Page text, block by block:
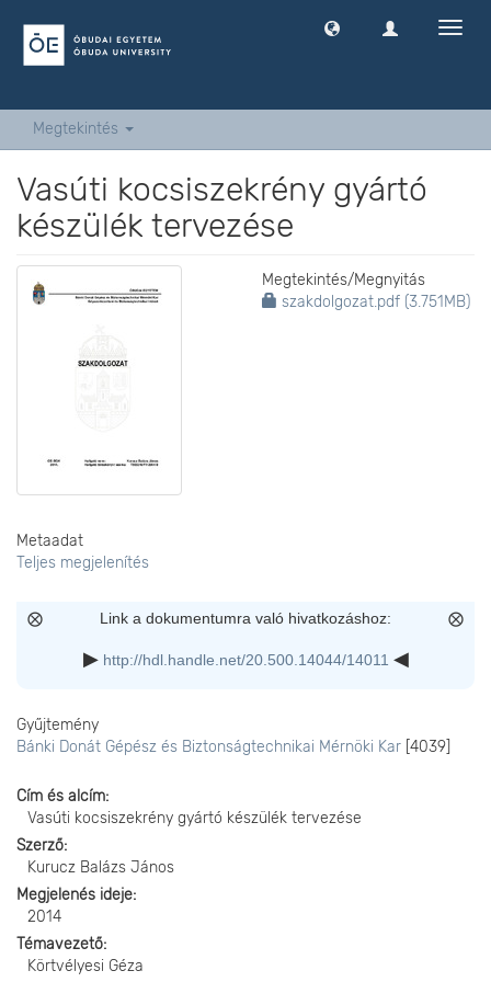
Megtekintés
Vasúti kocsiszekrény gyártó
készülék tervezése
Megtekintés/Megnyitás
szakdolgozat.pdf (3.751MB)
Metaadat
Teljes megjelenítés
Link a dokumentumra való hivatkozáshoz:
http://hdl.handle.net/20.500.14044/14011
Gyűjtemény
Bánki Donát Gépész és Biztonságtechnikai Mérnöki Kar [4039]
Cím és alcím
Vasúti kocsiszekrény gyártó készülék tervezése
Szerző
Kurucz Balázs János
Megjelenés ideje
2014
Témavezető
Körtvélyesi Géza